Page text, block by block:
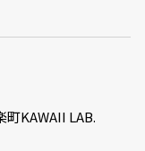
KAWAII LAB.